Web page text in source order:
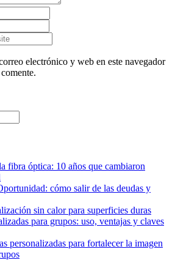
electrónico y web en este navegador
fibra óptica: 10 años que cambiaron
cómo salir de las deudas y
sin calor para superficies duras
para grupos: uso, ventajas y claves
personalizadas para fortalecer la imagen